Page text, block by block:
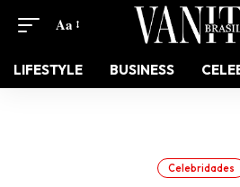
Aa
LIFESTYLE BUSINESS
Celebridades